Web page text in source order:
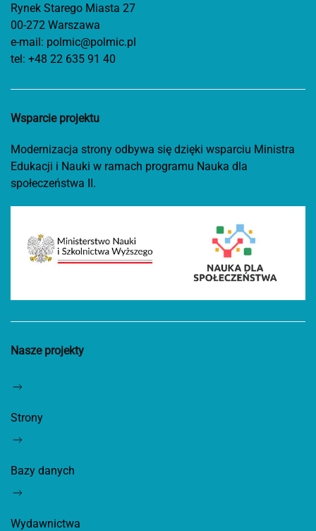
Rynek Starego Miasta 27
00-272 Warszawa
e-mail: polmic@polmic.pl
tel: +48 22 635 91 40
Wsparcie projektu
Modernizacja strony odbywa się dzięki wsparciu Ministra
Edukacji i Nauki w ramach programu Nauka dla
społeczeństwa II.
Nasze projekty
Strony
Bazy danych
Wydawnictwa